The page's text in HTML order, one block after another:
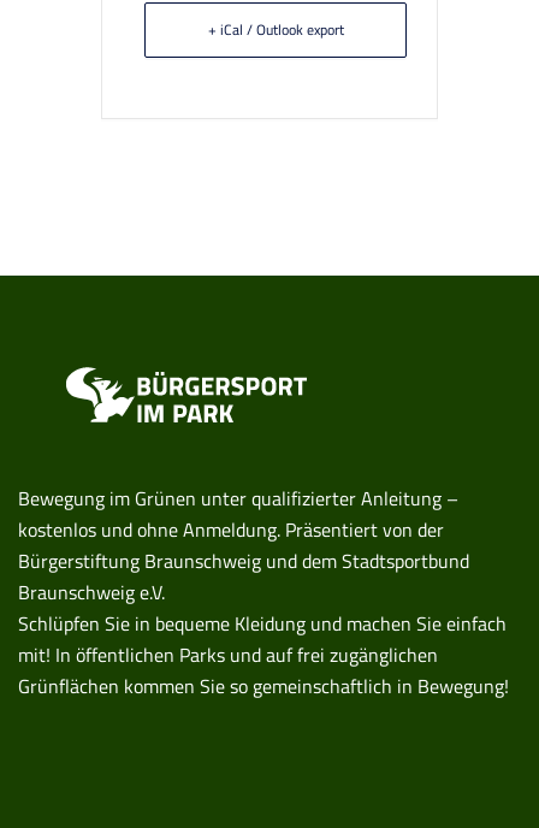
+ iCal / Outlook export
Bewegung im Grünen unter qualifizierter Anleitung –
kostenlos und ohne Anmeldung. Präsentiert von der
Bürgerstiftung Braunschweig und dem Stadtsportbund
Braunschweig e.V.
Schlüpfen Sie in bequeme Kleidung und machen Sie einfach
mit! In öffentlichen Parks und auf frei zugänglichen
Grünflächen kommen Sie so gemeinschaftlich in Bewegung!